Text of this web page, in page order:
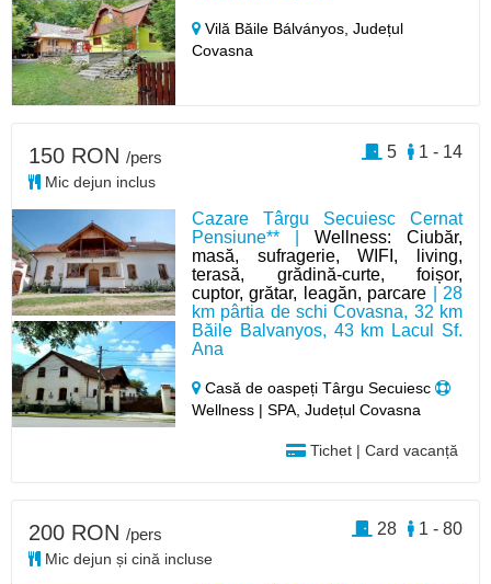
Vilă Băile Bálványos,Județul
Covasna
Cazare Târgu Secuiesc Cernat
Pensiune** |Wellness: Ciubăr,
masă, sufragerie, WIFI, living,
terasă, grădină-curte, foișor,
cuptor, grătar, leagăn, parcare | 28
km pârtia de schi Covasna, 32 km
Băile Balvanyos, 43 km Lacul Sf.
Ana
Casă de oaspeți Târgu Secuiesc
Wellness | SPA, Județul Covasna
Tichet | Card vacanță
150 RON /pers
Mic dejun inclus
1 - 14
5
200 RON /pers
Mic dejun și cină incluse
1 - 80
28